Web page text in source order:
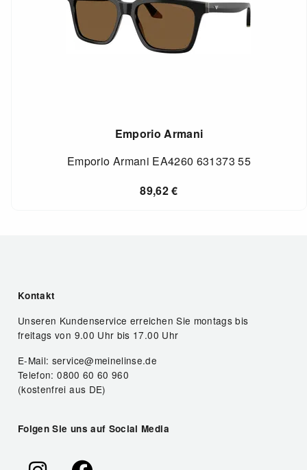
Emporio Armani
Emporio Armani EA4260 631373 55
89,62€
Kontakt
Unseren Kundenservice erreichen Sie montags bis
freitags von 9.00 Uhr bis 17.00 Uhr
E-Mail: service@meinelinse.de
Telefon: 0800 60 60 960
(kostenfrei aus DE)
Folgen Sie uns auf Social Media